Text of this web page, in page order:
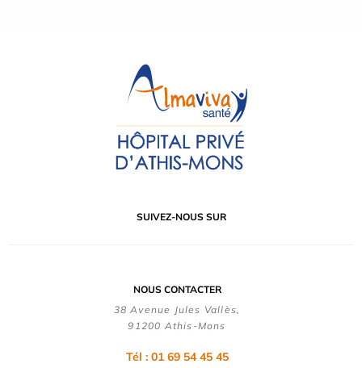
SUIVEZ-NOUS SUR
NOUS CONTACTER
38 Avenue Jules Vallès,
91200 Athis-Mons
Tél : 01 69 54 45 45